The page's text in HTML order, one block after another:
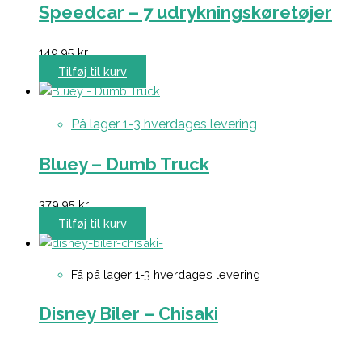
Speedcar – 7 udrykningskøretøjer
149,95kr.
Tilføj til kurv
På lager 1-3 hverdages levering
Bluey – Dumb Truck
379,95kr.
Tilføj til kurv
Få på lager 1-3 hverdages levering
Disney Biler – Chisaki